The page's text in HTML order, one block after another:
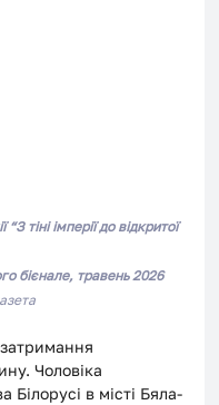
“З тіні імперії до відкритої
бієнале, травень 2026
Чоловіка
Білорусі в місті Бяла-